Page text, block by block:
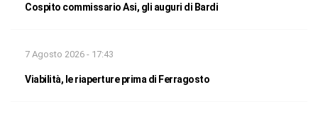
Cospito commissario Asi, gli auguri di Bardi
7 Agosto 2026 - 17:43
Viabilità, le riaperture prima di Ferragosto